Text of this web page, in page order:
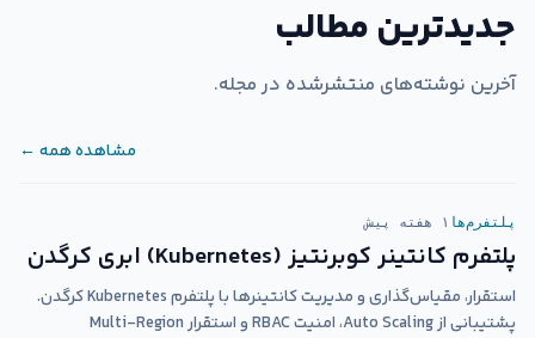
جدیدترین مطالب
آخرین نوشته‌های منتشرشده در مجله.
مشاهده همه ←
پلتفرم‌ها ۱ هفته پیش
پلتفرم کانتینر کوبرنتیز (Kubernetes) ابری کرگدن
استقرار، مقیاس‌گذاری و مدیریت کانتینرها با پلتفرم Kubernetes کرگدن.
پشتیبانی از Auto Scaling، امنیت RBAC و استقرار Multi-Region